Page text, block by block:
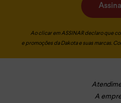
Ao clicar em ASSINAR declaro que
e promoções da Dakota e suas marcas.
A